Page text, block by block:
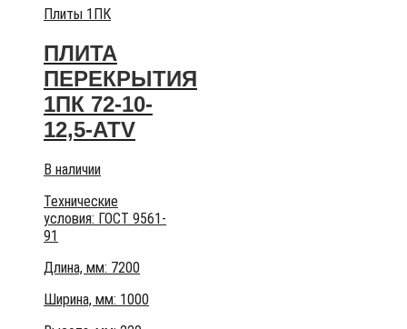
Плиты 1ПК
ПЛИТА
ПЕРЕКРЫТИЯ
1ПК 72-10-
12,5-АТV
В наличии
Технические
условия: ГОСТ 9561-
91
Длина, мм: 7200
Ширина, мм: 1000